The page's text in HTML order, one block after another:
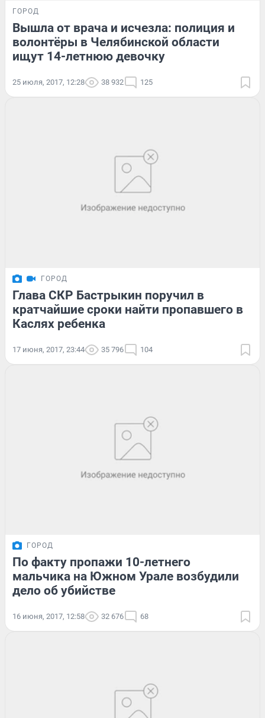
ГОРОД
Вышла от врача и исчезла: полиция и
волонтёры в Челябинской области
ищут 14-летнюю девочку
25 июля, 2017, 12:28 38 932 125
ГОРОД
Глава СКР Бастрыкин поручил в
кратчайшие сроки найти пропавшего в
Каслях ребенка
17 июня, 2017, 23:44 35 796 104
ГОРОД
По факту пропажи 10-летнего
мальчика на Южном Урале возбудили
дело об убийстве
16 июня, 2017, 12:58 32 676 68